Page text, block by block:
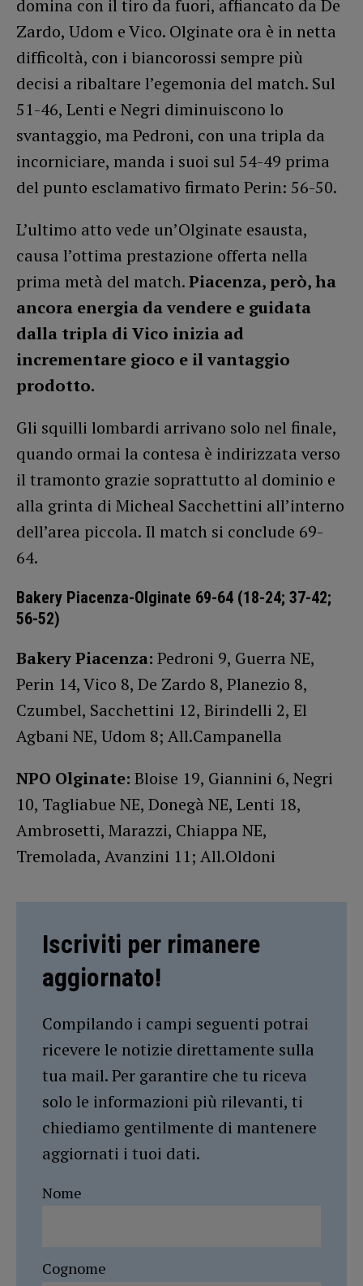
domina con il tiro da fuori, affiancato da De
Zardo, Udom e Vico. Olginate ora è in netta
difficoltà, con i biancorossi sempre più
decisi a ribaltare l’egemonia del match. Sul
51-46, Lenti e Negri diminuiscono lo
svantaggio, ma Pedroni, con una tripla da
incorniciare, manda i suoi sul 54-49 prima
del punto esclamativo firmato Perin: 56-50.
L’ultimo atto vede un’Olginate esausta,
causa l’ottima prestazione offerta nella
prima metà del match.Piacenza, però, ha
ancora energia da vendere e guidata
dalla tripla di Vico inizia ad
incrementare gioco e il vantaggio
prodotto.
Gli squilli lombardi arrivano solo nel finale,
quando ormai la contesa è indirizzata verso
il tramonto grazie soprattutto al dominio e
alla grinta di Micheal Sacchettini all’interno
dell’area piccola. Il match si conclude 69-
64.
Bakery Piacenza-Olginate 69-64 (18-24; 37-42;
56-52)
Bakery Piacenza: Pedroni 9, Guerra NE,
Perin 14, Vico 8, De Zardo 8, Planezio 8,
Czumbel, Sacchettini 12, Birindelli 2, El
Agbani NE, Udom 8; All.Campanella
NPO Olginate: Bloise 19, Giannini 6, Negri
10, Tagliabue NE, Donegà NE, Lenti 18,
Ambrosetti, Marazzi, Chiappa NE,
Tremolada, Avanzini 11; All.Oldoni
Iscriviti per rimanere
aggiornato!
Compilando i campi seguenti potrai
ricevere le notizie direttamente sulla
tua mail. Per garantire che tu riceva
solo le informazioni più rilevanti, ti
chiediamo gentilmente di mantenere
aggiornati i tuoi dati.
Nome
Cognome